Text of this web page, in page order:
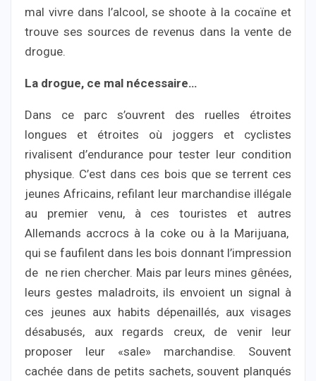
mal vivre dans l’alcool, se shoote à la cocaïne et
trouve ses sources de revenus dans la vente de
drogue.
La drogue, ce mal nécessaire…
Dans ce parc s’ouvrent des ruelles étroites
longues et étroites où joggers et cyclistes
rivalisent d’endurance pour tester leur condition
physique. C’est dans ces bois que se terrent ces
jeunes Africains, refilant leur marchandise illégale
au premier venu, à ces touristes et autres
Allemands accrocs à la coke ou à la Marijuana,
qui se faufilent dans les bois donnant l’impression
de ne rien chercher. Mais par leurs mines gênées,
leurs gestes maladroits, ils envoient un signal à
ces jeunes aux habits dépenaillés, aux visages
désabusés, aux regards creux, de venir leur
proposer leur «sale» marchandise. Souvent
cachée dans de petits sachets, souvent planqués